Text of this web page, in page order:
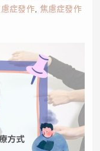
症發作, 焦慮症發作